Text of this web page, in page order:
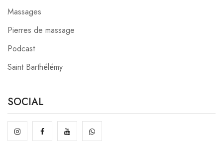
Massages
Pierres de massage
Podcast
Saint Barthélémy
SOCIAL